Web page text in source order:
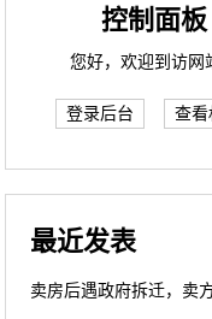
控制面板
您好，欢迎到访网
登录后台 查看
最近发表